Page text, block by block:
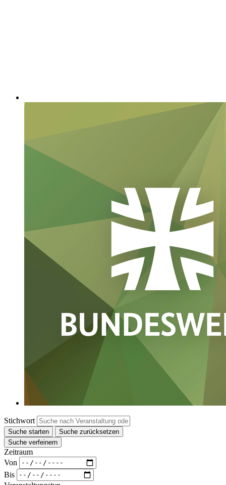
Stichwort
Suche starten
Suche zurücksetzen
Suche verfeinern
Zeitraum
Von
Bis